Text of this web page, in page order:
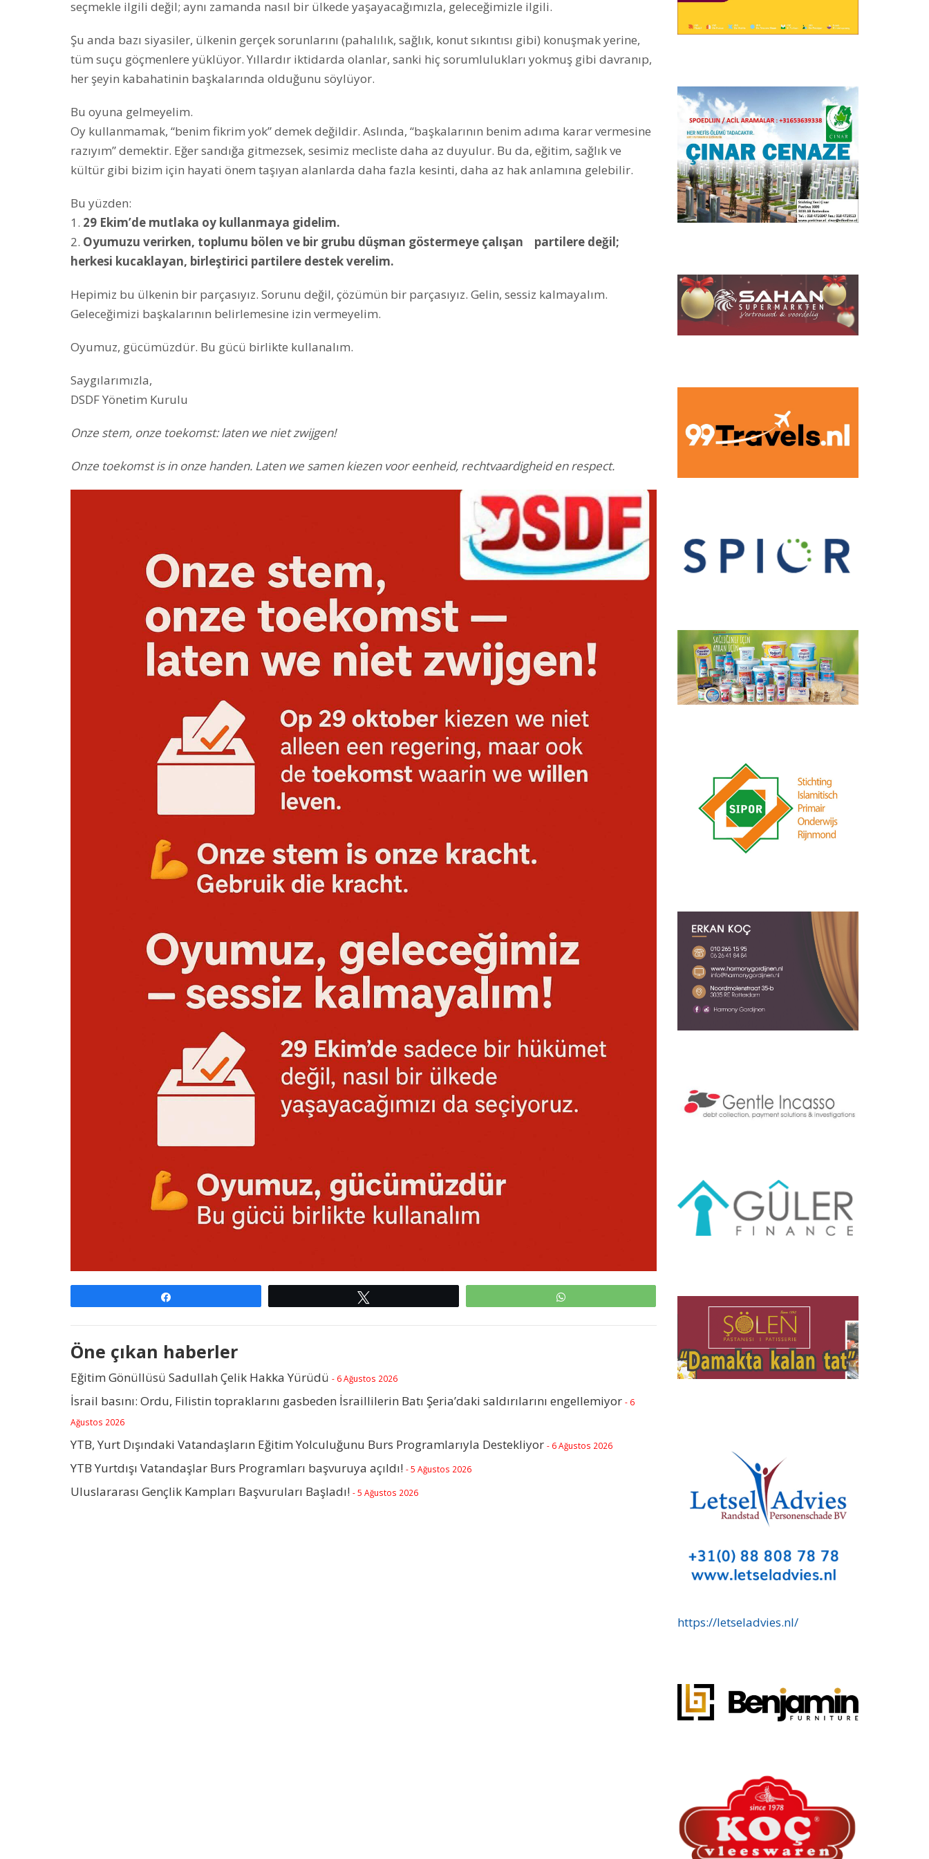
seçmekle ilgili değil; aynı zamanda nasıl bir ülkede yaşayacağımızla, geleceğimizle ilgili.
Şu anda bazı siyasiler, ülkenin gerçek sorunlarını (pahalılık, sağlık, konut sıkıntısı gibi) konuşmak yerine,
tüm suçu göçmenlere yüklüyor. Yıllardır iktidarda olanlar, sanki hiç sorumlulukları yokmuş gibi davranıp,
her şeyin kabahatinin başkalarında olduğunu söylüyor.
Bu oyuna gelmeyelim.
Oy kullanmamak, “benim fikrim yok” demek değildir. Aslında, “başkalarının benim adıma karar vermesine
razıyım” demektir. Eğer sandığa gitmezsek, sesimiz mecliste daha az duyulur. Bu da, eğitim, sağlık ve
kültür gibi bizim için hayati önem taşıyan alanlarda daha fazla kesinti, daha az hak anlamına gelebilir.
Bu yüzden:
1. 29 Ekim’de mutlaka oy kullanmaya gidelim.
2. Oyumuzu verirken, toplumu bölen ve bir grubu düşman göstermeye çalışan partilere değil;
herkesi kucaklayan, birleştirici partilere destek verelim.
Hepimiz bu ülkenin bir parçasıyız. Sorunu değil, çözümün bir parçasıyız. Gelin, sessiz kalmayalım.
Geleceğimizi başkalarının belirlemesine izin vermeyelim.
Oyumuz, gücümüzdür. Bu gücü birlikte kullanalım.
Saygılarımızla,
DSDF Yönetim Kurulu
Onze stem, onze toekomst: laten we niet zwijgen!
Onze toekomst is in onze handen. Laten we samen kiezen voor eenheid, rechtvaardigheid en respect.
Öne çıkan haberler
Eğitim Gönüllüsü Sadullah Çelik Hakka Yürüdü - 6 Ağustos 2026
İsrail basını: Ordu, Filistin topraklarını gasbeden İsraillilerin Batı Şeria’daki saldırılarını engellemiyor - 6
Ağustos 2026
YTB, Yurt Dışındaki Vatandaşların Eğitim Yolculuğunu Burs Programlarıyla Destekliyor - 6 Ağustos 2026
YTB Yurtdışı Vatandaşlar Burs Programları başvuruya açıldı! - 5 Ağustos 2026
Uluslararası Gençlik Kampları Başvuruları Başladı! - 5 Ağustos 2026
https://letseladvies.nl/